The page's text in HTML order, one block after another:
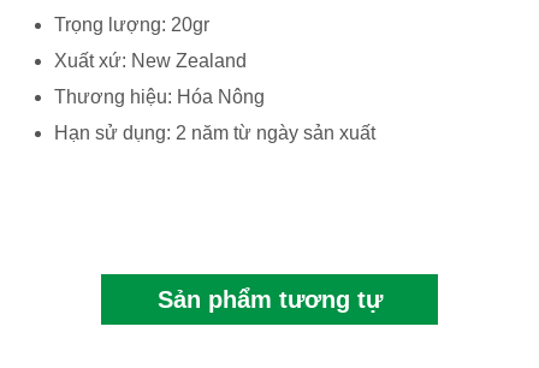
Trọng lượng: 20gr
Xuất xứ: New Zealand
Thương hiệu: Hóa Nông
Hạn sử dụng: 2 năm từ ngày sản xuất
Sản phẩm tương tự